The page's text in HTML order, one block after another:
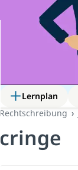
Lernplan
Rechtschreibung
cringe